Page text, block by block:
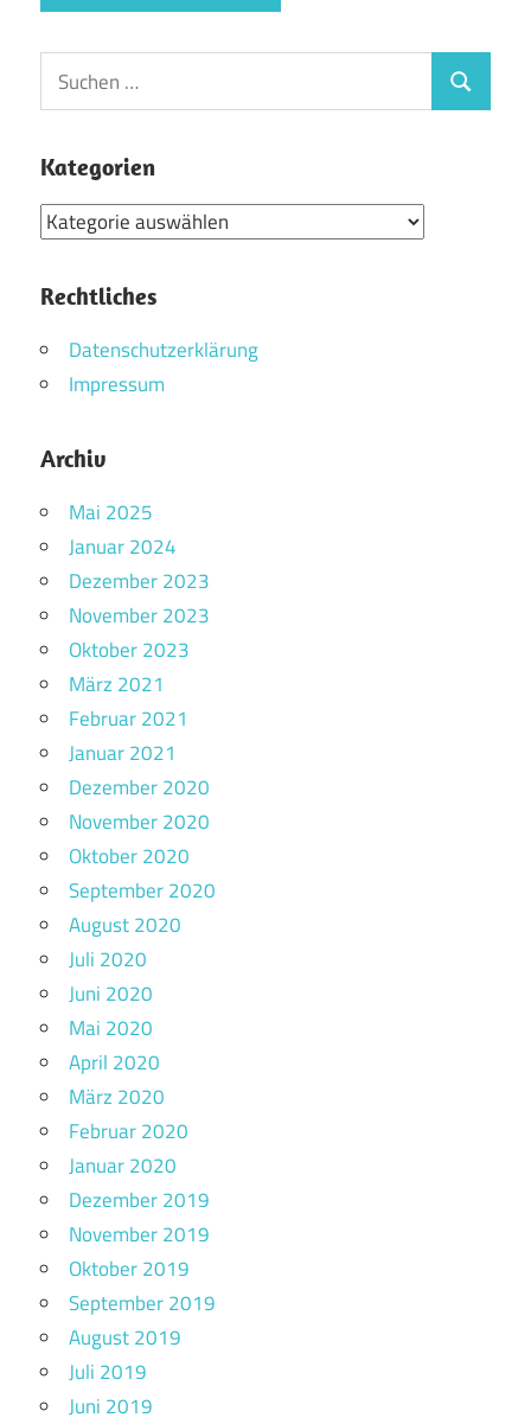
Suchen
nach:
Suchen
Kategorien
Kategorien
Rechtliches
Datenschutzerklärung
Impressum
Archiv
Mai 2025
Januar 2024
Dezember 2023
November 2023
Oktober 2023
März 2021
Februar 2021
Januar 2021
Dezember 2020
November 2020
Oktober 2020
September 2020
August 2020
Juli 2020
Juni 2020
Mai 2020
April 2020
März 2020
Februar 2020
Januar 2020
Dezember 2019
November 2019
Oktober 2019
September 2019
August 2019
Juli 2019
Juni 2019